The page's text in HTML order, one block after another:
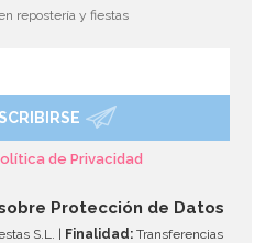
repostería y fiestas
de Privacidad
Protección de Datos
S.L. | Finalidad: Transferencias